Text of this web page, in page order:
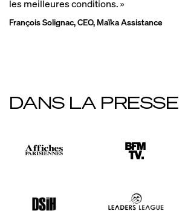
les meilleures conditions.»
François Solignac, CEO, Maïka Assistance
DANS LA PRESSE